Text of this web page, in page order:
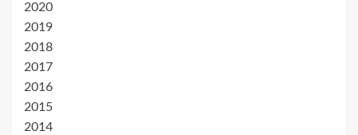
2020
2019
2018
2017
2016
2015
2014